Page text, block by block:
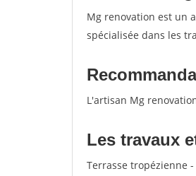
Mg renovation est un
spécialisée dans les
L'artisan Mg
Les travaux
Terrasse tropézienne